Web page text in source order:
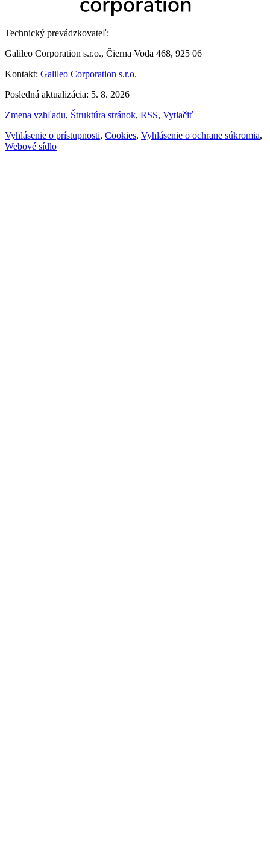
Technický prevádzkovateľ:
Galileo Corporation s.r.o., Čierna Voda 468, 925 06
Kontakt: Galileo Corporation s.r.o.
Posledná aktualizácia: 5. 8. 2026
Zmena vzhľadu, Štruktúra stránok, RSS, Vytlačiť
Vyhlásenie o prístupnosti, Cookies, Vyhlásenie o ochrane súkromia,
Webové sídlo